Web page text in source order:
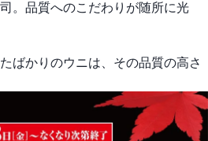
。品質へのこだわりが随所に光
ばかりのウニは、その品質の高さ